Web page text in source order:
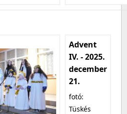
Advent
IV. - 2025.
december
21.
fotó:
Tüskés